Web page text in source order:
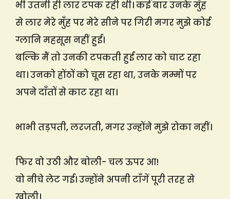
भी उतनी ही लार टपक रही थी। कई बार उनके मुँह
से लार मेरे मुँह पर मेरे सीने पर गिरी मगर मुझे कोई
ग्लानि महसूस नहीं हुई।
बल्कि मैं तो उनकी टपकती हुई लार को चाट रहा
था। उनको होंठों को चूस रहा था, उनके मम्मों पर
अपने दाँतों से काट रहा था।
भाभी तड़पती, लरजती, मगर उन्होंने मुझे रोका नहीं।
फिर वो उठी और बोली- चल ऊपर आ!
वो नीचे लेट गई। उन्होंने अपनी टाँगें पूरी तरह से